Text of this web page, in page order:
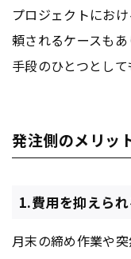
プロジェクトにお
頼されるケースも
手段のひとつとして
発注側のメリッ
1.費用を抑えら
月末の締め作業や